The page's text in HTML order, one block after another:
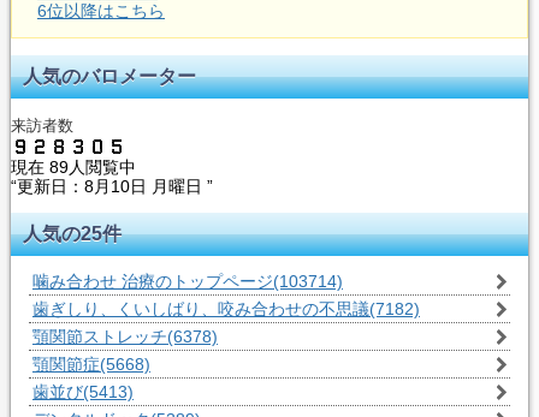
6位以降はこちら
人気のバロメーター
来訪者数
現在 89人閲覧中
“更新日： 8月10日 月曜日 ”
人気の25件
噛み合わせ 治療のトップページ(103714)
歯ぎしり、くいしばり、咬み合わせの不思議(7182)
顎関節ストレッチ(6378)
顎関節症(5668)
歯並び(5413)